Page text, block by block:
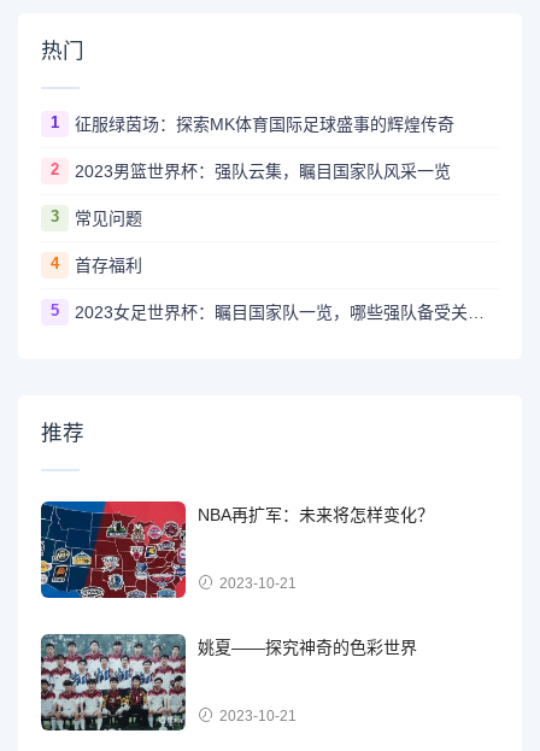
热门
1 征服绿茵场：探索MK体育国际足球盛事的辉煌传奇
2 2023男篮世界杯：强队云集，瞩目国家队风采一览
3 常见问题
4 首存福利
5 2023女足世界杯：瞩目国家队一览，哪些强队备受关注？
推荐
NBA再扩军：未来将怎样变化？
2023-10-21
姚夏——探究神奇的色彩世界
2023-10-21